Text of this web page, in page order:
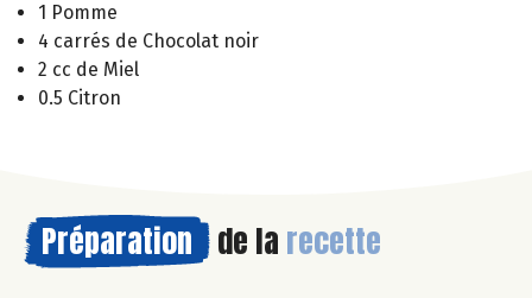
1 Pomme
4 carrés de Chocolat noir
2 cc de Miel
0.5 Citron
Préparation de la recette